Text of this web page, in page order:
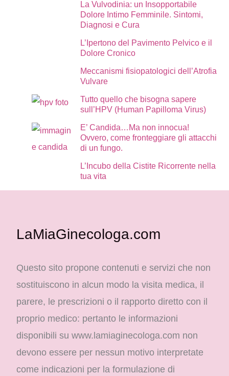
La Vulvodinia: un Insopportabile
Dolore Intimo Femminile. Sintomi,
Diagnosi e Cura
L’Ipertono del Pavimento Pelvico e il
Dolore Cronico
Meccanismi fisiopatologici dell’Atrofia
Vulvare
Tutto quello che bisogna sapere
sull’HPV (Human Papilloma Virus)
E’ Candida…Ma non innocua!
Ovvero, come fronteggiare gli attacchi
di un fungo.
L’Incubo della Cistite Ricorrente nella
tua vita
LaMiaGinecologa.com
Questo sito propone contenuti e servizi che non
sostituiscono in alcun modo la visita medica, il
parere, le prescrizioni o il rapporto diretto con il
proprio medico: pertanto le informazioni
disponibili su www.lamiaginecologa.com non
devono essere per nessun motivo interpretate
come indicazioni per la formulazione di